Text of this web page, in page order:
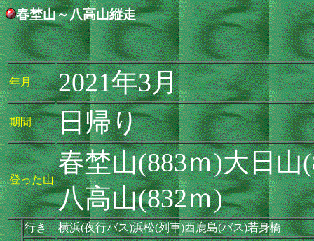
春埜山～八高山縦走
年月 2021年3月
期間 日帰り
登った山
春埜山(883ｍ)大日山
八高山(832ｍ)
行き 横浜(夜行バス)浜松(列車)西鹿島(バス)若身橋